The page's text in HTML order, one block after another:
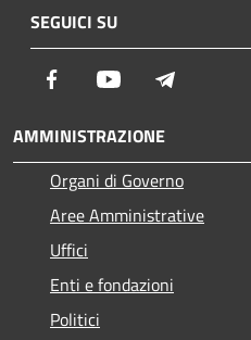
SEGUICI SU
Facebook Youtube
AMMINISTRAZIONE
Organi di Governo
Aree Amministrative
Uffici
Enti e fondazioni
Politici